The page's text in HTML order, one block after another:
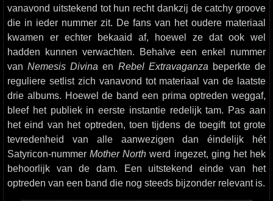
vanavond uitstekend tot hun recht dankzij de catchy groove
die in ieder nummer zit. De fans van het oudere materiaal
kwamen er echter bekaaid af, hoewel ze dat ook wel
hadden kunnen verwachten. Behalve een enkel nummer
vanNemesis Divina en Rebel Extravaganza beperkte de
reguliere setlist zich vanavond tot materiaal van de laatste
drie albums. Hoewel de band een prima optreden weggaf,
bleef het publiek in eerste instantie redelijk tam. Pas aan
het eind van het optreden, toen tijdens de toegift tot grote
tevredenheid van alle aanwezigen dan éindelijk hét
Satyricon-nummerMother North werd ingezet, ging het hek
behoorlijk van de dam. Een uitstekend einde van het
optreden van een band die nog steeds bijzonder relevant is.